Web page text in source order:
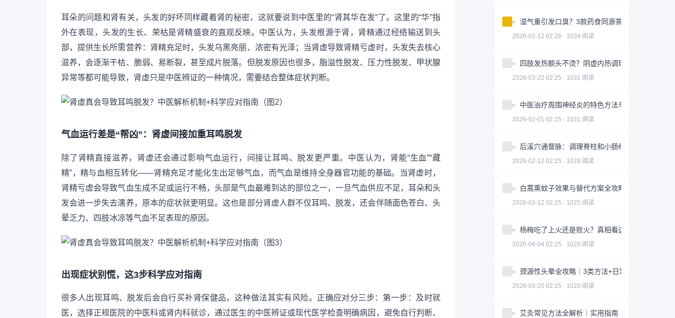
耳朵的问题和肾有关，头发的好坏同样藏着肾的秘密，这就要说到中医里的“肾其华在发”了。这里的“华”指
外在表现，头发的生长、荣枯是肾精盛衰的直观反映。中医认为，头发根源于肾，肾精通过经络输送到头
部，提供生长所需营养：肾精充足时，头发乌黑亮丽、浓密有光泽；当肾虚导致肾精亏虚时，头发失去核心
滋养，会逐渐干枯、脆弱、易断裂，甚至成片脱落。但脱发原因也很多，脂溢性脱发、压力性脱发、甲状腺
异常等都可能导致，肾虚只是中医辨证的一种情况，需要结合整体症状判断。
气血运行差是“帮凶”：肾虚间接加重耳鸣脱发
除了肾精直接滋养，肾虚还会通过影响气血运行，间接让耳鸣、脱发更严重。中医认为，肾能“生血”“藏
精”，精与血相互转化——肾精充足才能化生出足够气血，而气血是维持全身器官功能的基础。当肾虚时，
肾精亏虚会导致气血生成不足或运行不畅，头部是气血最难到达的部位之一，一旦气血供应不足，耳朵和头
发会进一步失去濡养，原本的症状就更明显。这也是部分肾虚人群不仅耳鸣、脱发，还会伴随面色苍白、头
晕乏力、四肢冰凉等气血不足表现的原因。
出现症状别慌，这3步科学应对指南
很多人出现耳鸣、脱发后会自行买补肾保健品，这种做法其实有风险。正确应对分三步：第一步：及时就
医，选择正规医院的中医科或肾内科就诊，通过医生的中医辨证或现代医学检查明确病因，避免自行判断、
湿气重引发口臭？3款药食同源茶饮助你调理
2026-02-12 02:26 · 1034 阅读
四肢发热额头不烫？阴虚内热调理全攻略
2026-03-22 02:25 · 1031 阅读
中医治疗周围神经炎的特色方法与注意事项
2026-02-01 02:25 · 1031 阅读
后溪穴通督脉：调理脊柱和小肠经问题
2026-02-12 02:25 · 1028 阅读
白蒿熏蚊子效果与替代方案全攻略｜科学防蚊指南
2026-03-12 02:25 · 1025 阅读
杨梅吃了上火还是败火？真相看这3点｜食用指南
2026-04-04 02:25 · 1020 阅读
颈源性头晕全攻略｜3类方法+日常调整科学缓解
2026-03-20 02:25 · 1020 阅读
艾灸常见方法全解析｜实用指南